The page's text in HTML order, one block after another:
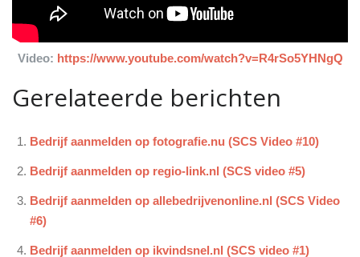
Video: https://www.youtube.com/watch?v=R4rSo5YHNgQ
Gerelateerde berichten
Bedrijf aanmelden op fotografie.nu (SCS Video #10)
Bedrijf aanmelden op regio-link.nl (SCS video #5)
Bedrijf aanmelden op allebedrijvenonline.nl (SCS Video
#6)
Bedrijf aanmelden op ikvindsnel.nl (SCS video #1)